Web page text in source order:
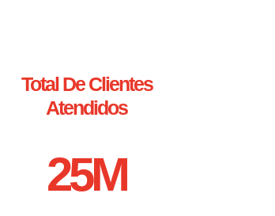
Total De Clientes
Atendidos
25M